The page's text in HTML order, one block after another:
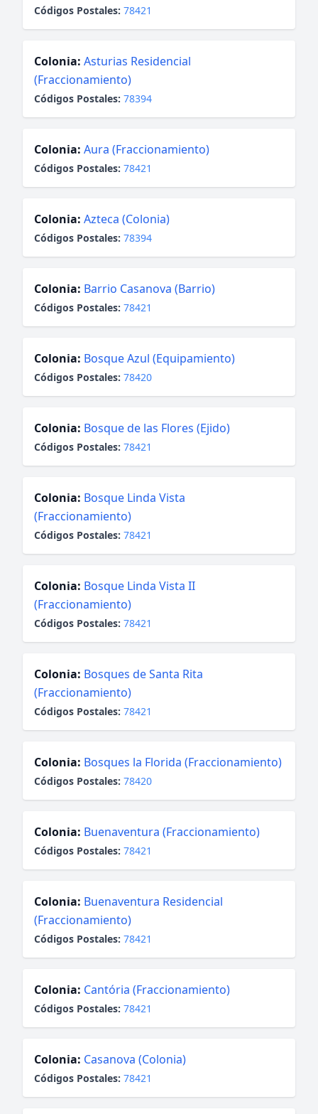
Códigos Postales: 78421
Colonia: Asturias Residencial
(Fraccionamiento)
Códigos Postales: 78394
Colonia: Aura (Fraccionamiento)
Códigos Postales: 78421
Colonia: Azteca (Colonia)
Códigos Postales: 78394
Colonia: Barrio Casanova (Barrio)
Códigos Postales: 78421
Colonia: Bosque Azul (Equipamiento)
Códigos Postales: 78420
Colonia: Bosque de las Flores (Ejido)
Códigos Postales: 78421
Colonia: Bosque Linda Vista
(Fraccionamiento)
Códigos Postales: 78421
Colonia: Bosque Linda Vista II
(Fraccionamiento)
Códigos Postales: 78421
Colonia: Bosques de Santa Rita
(Fraccionamiento)
Códigos Postales: 78421
Colonia: Bosques la Florida (Fraccionamiento)
Códigos Postales: 78420
Colonia: Buenaventura (Fraccionamiento)
Códigos Postales: 78421
Colonia: Buenaventura Residencial
(Fraccionamiento)
Códigos Postales: 78421
Colonia: Cantória (Fraccionamiento)
Códigos Postales: 78421
Colonia: Casanova (Colonia)
Códigos Postales: 78421